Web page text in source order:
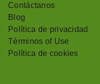
Contáctanos
Blog
Política de privacidad
Términos of Use
Política de cookies